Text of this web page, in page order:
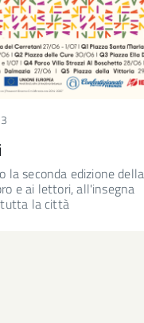
la seconda edizione della
e ai lettori, all'insegna
tutta la città